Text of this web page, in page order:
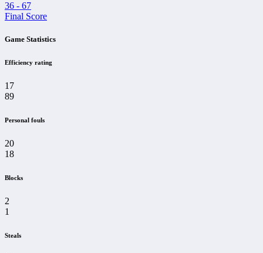
36 - 67
Final Score
Game Statistics
Efficiency rating
17
89
Personal fouls
20
18
Blocks
2
1
Steals